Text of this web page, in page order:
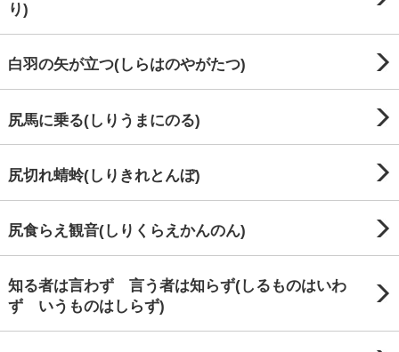
り)
白羽の矢が立つ(しらはのやがたつ)
尻馬に乗る(しりうまにのる)
尻切れ蜻蛉(しりきれとんぼ)
尻食らえ観音(しりくらえかんのん)
知る者は言わず 言う者は知らず(しるものはいわ
ず いうものはしらず)